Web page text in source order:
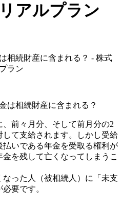
アルプラン
相続財産に含まれる？ - 株式
ラン
前々月分、そして前月分の2
て支給されます。しかし受給
いである年金を受取る権利が
を残して亡くなってしまうこ
った人（被相続人）に「未支
要です。